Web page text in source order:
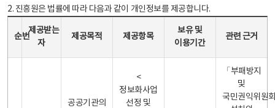
2. 진흥원은 법률에 따라 다음과 같이 개인정보를 제공합니다.
순번
제공받는
자
제공목적 제공항목
보유 및
이용기간
관련 근거
공공기관의
<
정보화사업
선정 및
「부패방지
및
국민권익위원